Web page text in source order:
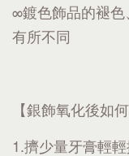
∞鍍色飾品的褪
有所不同
【銀飾氧化後如
1.擠少量牙膏輕